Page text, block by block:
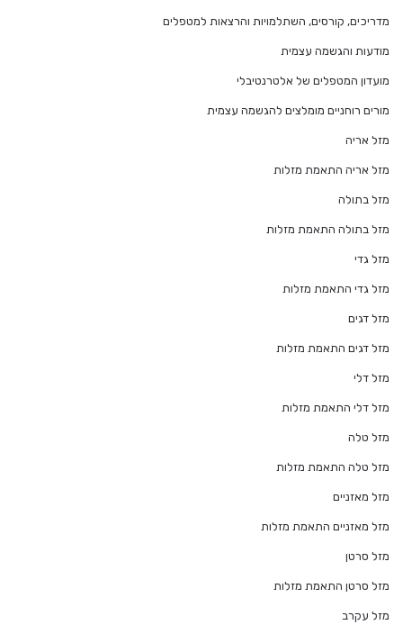
מדריכים, קורסים, השתלמויות והרצאות למטפלים
מודעות והגשמה עצמית
מועדון המטפלים של אלטרנטיבלי
מורים רוחניים מומלצים להגשמה עצמית
מזל אריה
מזל אריה התאמת מזלות
מזל בתולה
מזל בתולה התאמת מזלות
מזל גדי
מזל גדי התאמת מזלות
מזל דגים
מזל דגים התאמת מזלות
מזל דלי
מזל דלי התאמת מזלות
מזל טלה
מזל טלה התאמת מזלות
מזל מאזניים
מזל מאזניים התאמת מזלות
מזל סרטן
מזל סרטן התאמת מזלות
מזל עקרב